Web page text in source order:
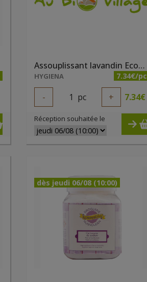
Assouplissant lavandin Ecodoo 1 litre
HYGIENA 7.34€/pc
- 1 pc + 7.34€
Réception souhaitée le
dès jeudi 06/08 (10:00)